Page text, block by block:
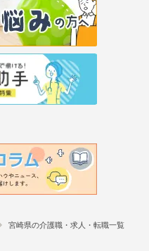
宮崎県の介護職・求人・転職一覧